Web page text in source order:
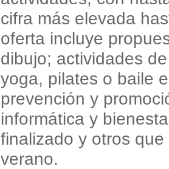
cifra más elevada
oferta incluye
dibujo; actividades
yoga, pilates o baile
prevención y
informática y
finalizado y otros
verano.